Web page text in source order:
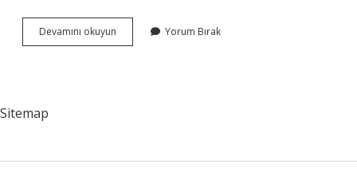
Devamını okuyun
Kelimesi
Yorum Bırak
Sitemap